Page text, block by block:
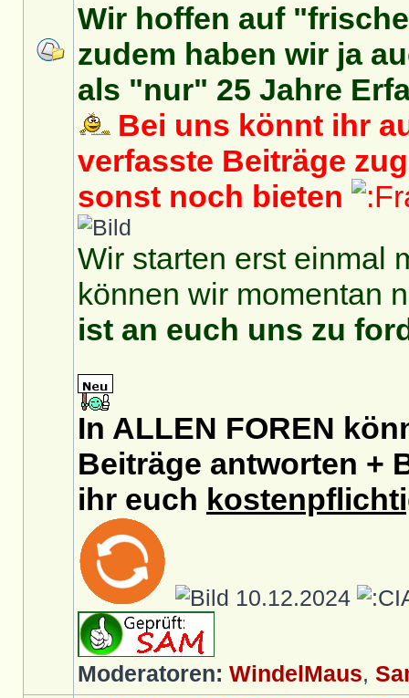
Wir hoffen auf
zudem haben wir ja
als "nur" 25 Jahre
Bei uns könnt ihr
verfasste Beiträge
sonst noch bieten
Wir starten erst einmal
können wir momentan
ist an euch uns zu
In ALLEN FOREN
Beiträge antworten +
ihr euch
10.12.2024
Moderatoren: WindelMaus,